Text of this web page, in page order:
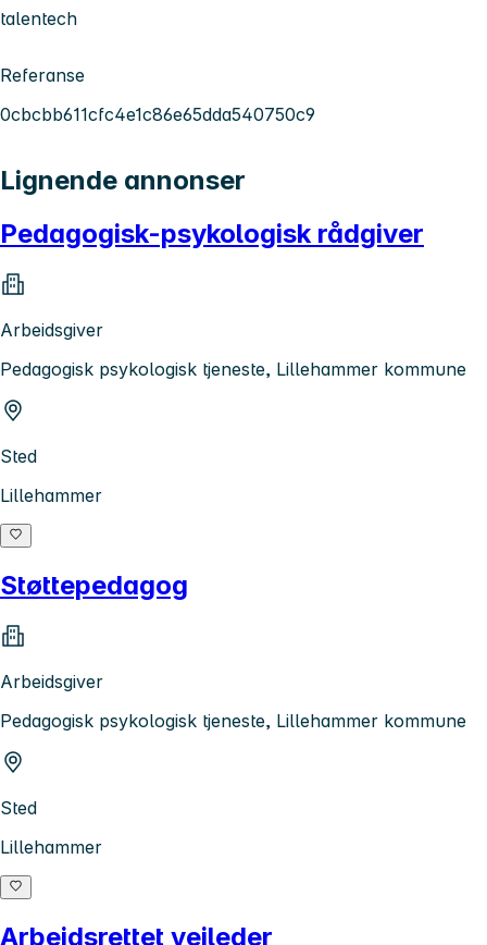
talentech
Referanse
0cbcbb611cfc4e1c86e65dda540750c9
Lignende annonser
Pedagogisk-psykologisk rådgiver
Arbeidsgiver
Pedagogisk psykologisk tjeneste, Lillehammer kommune
Sted
Lillehammer
Støttepedagog
Arbeidsgiver
Pedagogisk psykologisk tjeneste, Lillehammer kommune
Sted
Lillehammer
Arbeidsrettet veileder